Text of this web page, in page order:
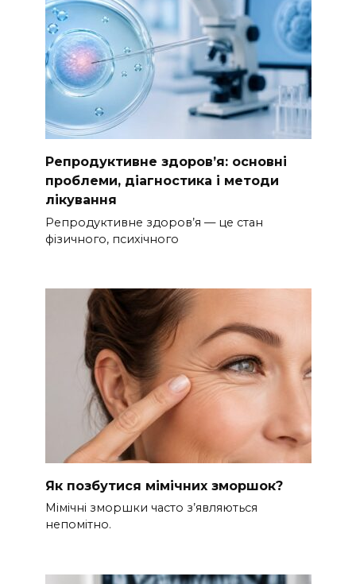
Репродуктивне здоров’я: основні
проблеми, діагностика і методи
лікування
Репродуктивне здоров’я — це стан
фізичного, психічного
Як позбутися мімічних зморшок?
Мімічні зморшки часто з’являються
непомітно.